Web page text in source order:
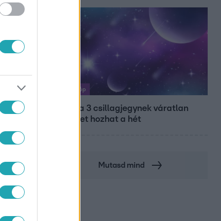
Horoszkóp
Ennek a 3 csillagjegynek váratlan
sikereket hozhat a hét
Mutasd mind